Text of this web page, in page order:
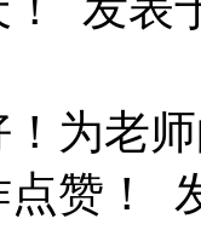
为老
赞！